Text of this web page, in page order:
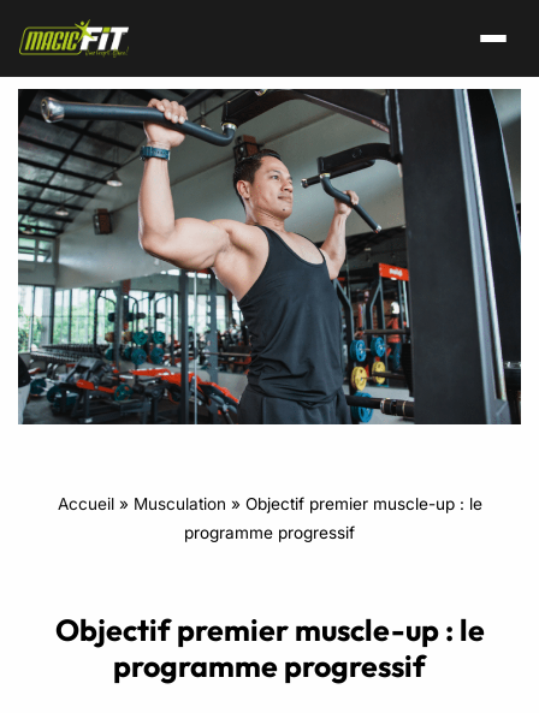
Accueil» Musculation » Objectif premier muscle-up : le
programme progressif
Objectif premier muscle-up : le
programme progressif